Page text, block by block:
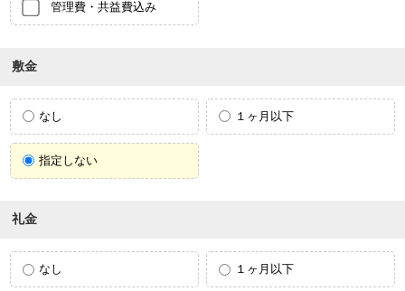
管理費・共益費込み
敷金
なし １ヶ月以下
指定しない
礼金
なし １ヶ月以下